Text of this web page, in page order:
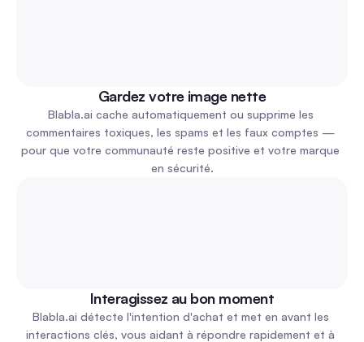
Gardez votre image nette
Blabla.ai cache automatiquement ou supprime les
commentaires toxiques, les spams et les faux comptes —
pour que votre communauté reste positive et votre marque
en sécurité.
Interagissez au bon moment
Blabla.ai détecte l'intention d'achat et met en avant les
interactions clés, vous aidant à répondre rapidement et à